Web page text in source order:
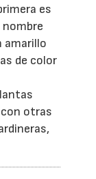
es
amarillo
de color
con otras